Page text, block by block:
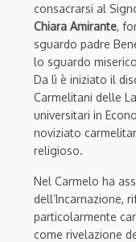
consacrarsi al
Chiara Amirante,
sguardo padre
lo sguardo
Da lì è iniziato il
Carmelitani delle
universitari in
noviziato
religioso.
Nel Carmelo ha
dell’Incarnazione,
particolarmente
come rivelazione